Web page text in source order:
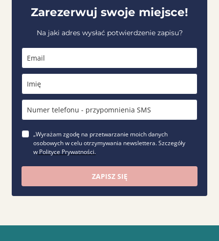
Zarezerwuj swoje miejsce!
Na jaki adres wysłać potwierdzenie zapisu?
„Wyrażam zgodę na przetwarzanie moich danych
osobowych w celu otrzymywania newslettera. Szczegóły
w Polityce Prywatności.
ZAPISZ SIĘ